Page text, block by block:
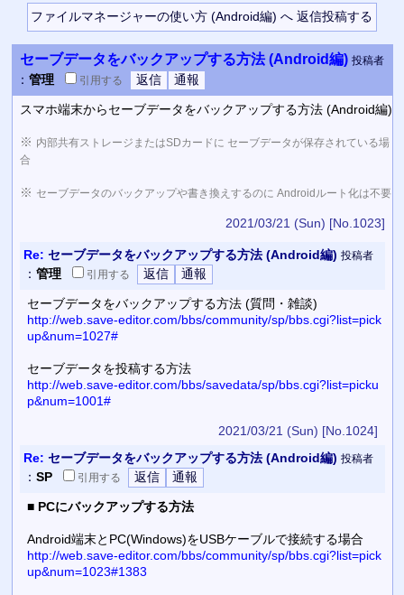
セーブデータをバックアップする方法 (Android編) 投稿者
： 管理 引用する
スマホ端末からセーブデータをバックアップする方法 (Android編)
※ 内部共有ストレージまたはSDカードに セーブデータが保存されている場
合
※ セーブデータのバックアップや書き換えするのに Androidルート化は不要
2021/03/21 (Sun) [No.1023]
Re: セーブデータをバックアップする方法 (Android編) 投稿者
： 管理 引用する
セーブデータをバックアップする方法 (質問・雑談)
http://web.save-editor.com/bbs/community/sp/bbs.cgi?list=pick
up&num=1027#
セーブデータを投稿する方法
http://web.save-editor.com/bbs/savedata/sp/bbs.cgi?list=picku
p&num=1001#
2021/03/21 (Sun) [No.1024]
Re: セーブデータをバックアップする方法 (Android編) 投稿者
： SP 引用する
■ PCにバックアップする方法
Android端末とPC(Windows)をUSBケーブルで接続する場合
http://web.save-editor.com/bbs/community/sp/bbs.cgi?list=pick
up&num=1023#1383